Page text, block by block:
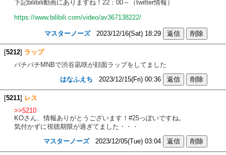
下記bilibili動画にありますね！22：00～（twitter情報）
https://www.bilibili.com/video/av367138222/
マスターノーズ2023/12/16(Sat) 18:29
[5212] ラップ
バチバチMNBで渋谷凪咲が顔面ラップをしてました
はなふえち 2023/12/15(Fri) 00:36
[5211] レス
>>5210
KOさん、情報ありがとうございます！#25っぽいですね。
気付かずに視聴期限が過ぎてました・・・
マスターノーズ2023/12/05(Tue) 03:04